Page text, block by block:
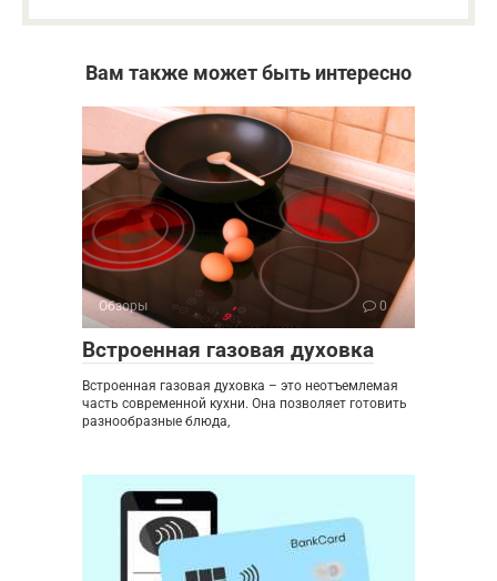
Вам также может быть интересно
Обзоры 0
Встроенная газовая духовка
Встроенная газовая духовка – это неотъемлемая
часть современной кухни. Она позволяет готовить
разнообразные блюда,